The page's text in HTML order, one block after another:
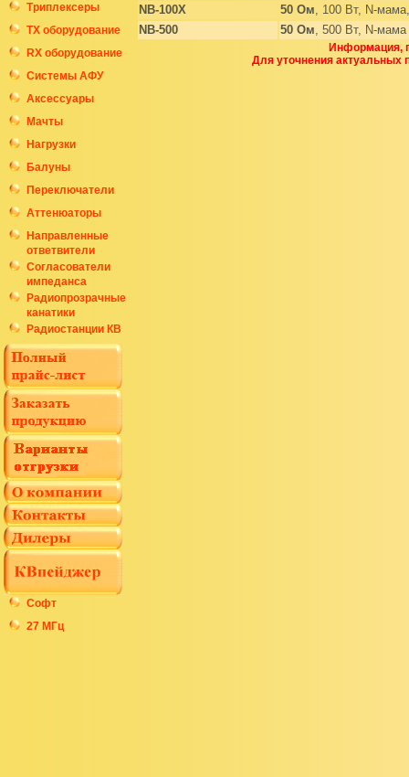
Триплексеры
ТХ оборудование
RX оборудование
Системы АФУ
Аксессуары
Мачты
Нагрузки
Балуны
Переключатели
Аттенюаторы
Направленные
ответвители
Согласователи
импеданса
Радиопрозрачные
канатики
Радиостанции КВ
Софт
27 МГц
NB-100X
50 Ом, 100 Вт, N-
NB-500
50 Ом, 500 Вт, N-мама
Информация,
Для уточнения актуальных